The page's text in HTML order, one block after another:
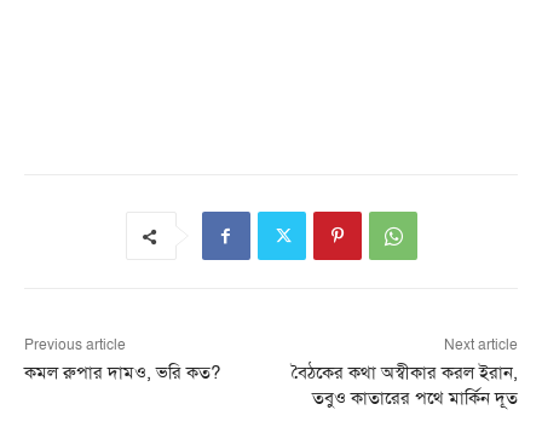
Previous article
কমল রুপার দামও, ভরি কত?
Next article
বৈঠকের কথা অস্বীকার করল ইরান,
তবুও কাতারের পথে মার্কিন দূত